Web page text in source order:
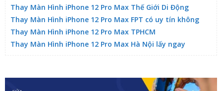
Thay Màn Hình iPhone 12 Pro Max Thế Giới Di Động
Thay Màn Hình iPhone 12 Pro Max FPT có uy tín không
Thay Màn Hình iPhone 12 Pro Max TPHCM
Thay Màn Hình iPhone 12 Pro Max Hà Nội lấy ngay